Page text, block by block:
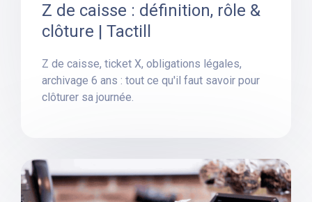
Z de caisse : définition, rôle &
clôture | Tactill
Z de caisse, ticket X, obligations légales,
archivage 6 ans : tout ce qu'il faut savoir pour
clôturer sa journée.